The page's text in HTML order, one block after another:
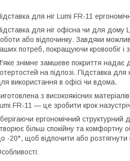
для ніг Lumi FR-11
для ніг офісна чи для дому
або відпочинку. Завдяки
потреб, покращуючи кровообіг і
знімне замшеве покриття надає
на підлозі. Підставка
використання в офісі чи вдома.
з високоякісних
FR-11 — це зробити крок
ергономічний структурний
більш спокійну та комфортну
-20°, щоб відпочити або